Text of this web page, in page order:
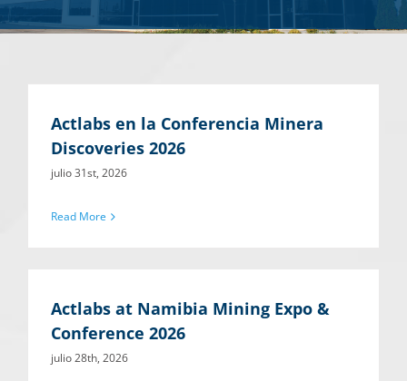
Actlabs en la Conferencia Minera
Discoveries 2026
julio 31st, 2026
Read More
Actlabs at Namibia Mining Expo &
Conference 2026
julio 28th, 2026